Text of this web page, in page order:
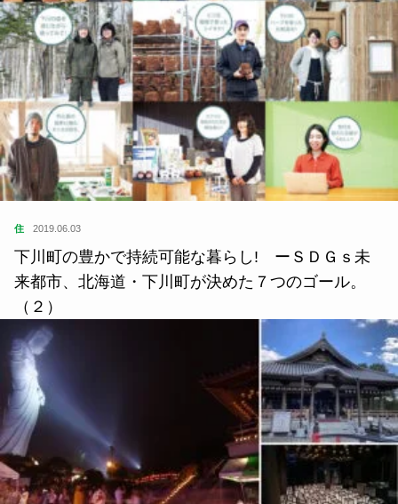
住 2019.06.03
下川町の豊かで持続可能な暮らし! ーＳＤＧｓ未
来都市、北海道・下川町が決めた７つのゴール。
（２）